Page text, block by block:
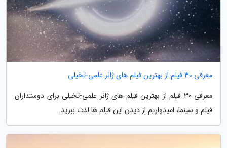
معرفی 30 فیلم از بهترین فیلم های ژانر علمی-تخیلی
معرفی 30 فیلم از بهترین فیلم های ژانر علمی-تخیلی برای دوستداران
فیلم و سینما، امیدواریم از دیدن این فیلم ها لذت ببرید.